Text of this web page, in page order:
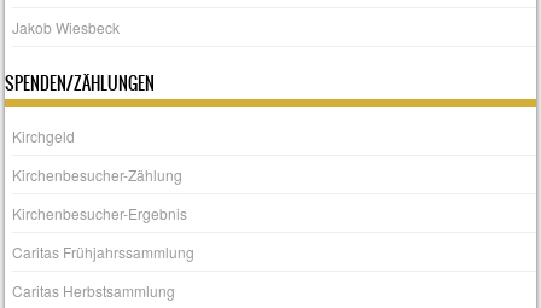
Jakob Wiesbeck
SPENDEN/ZÄHLUNGEN
Kirchgeld
Kirchenbesucher-Zählung
Kirchenbesucher-Ergebnis
Caritas Frühjahrssammlung
Caritas Herbstsammlung